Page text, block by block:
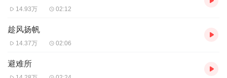
14.93万 02:12
趁风扬帆
14.37万 02:06
避难所